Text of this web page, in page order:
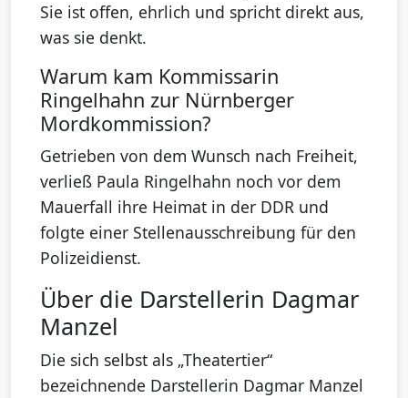
Sie ist offen, ehrlich und spricht direkt aus,
was sie denkt.
Warum kam Kommissarin
Ringelhahn zur Nürnberger
Mordkommission?
Getrieben von dem Wunsch nach Freiheit,
verließ Paula Ringelhahn noch vor dem
Mauerfall ihre Heimat in der DDR und
folgte einer Stellenausschreibung für den
Polizeidienst.
Über die Darstellerin Dagmar
Manzel
Die sich selbst als „Theatertier“
bezeichnende Darstellerin Dagmar Manzel